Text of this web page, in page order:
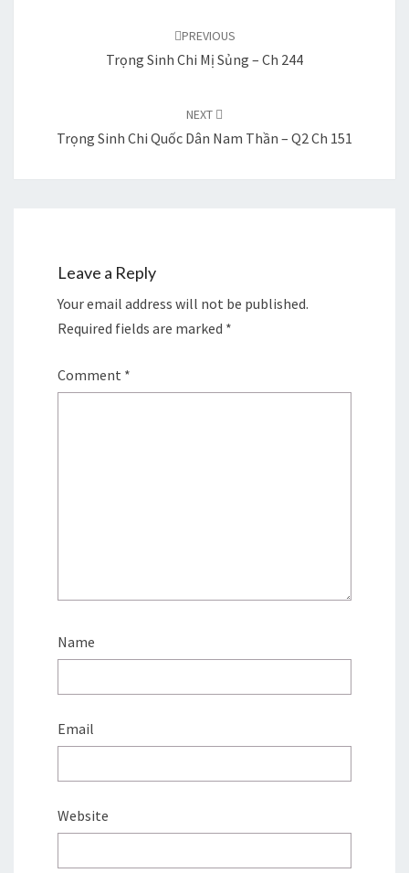
PREVIOUS
Trọng Sinh Chi Mị Sủng – Ch 244
NEXT
Trọng Sinh Chi Quốc Dân Nam Thần – Q2 Ch 151
Leave a Reply
Your email address will not be published.
Required fields are marked *
Comment *
Name
Email
Website